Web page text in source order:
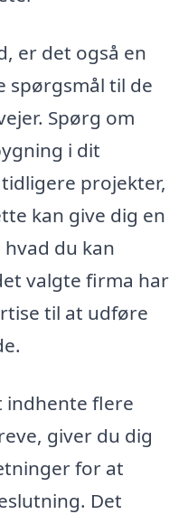
er det også en
spørgsmål til de
Spørg om
i dit
projekter,
kan give dig en
du kan
valgte firma har
til at udføre
indhente flere
giver du dig
for at
Det